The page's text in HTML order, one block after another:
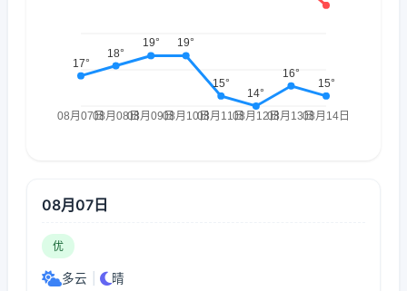
08月07日
优
多云 晴